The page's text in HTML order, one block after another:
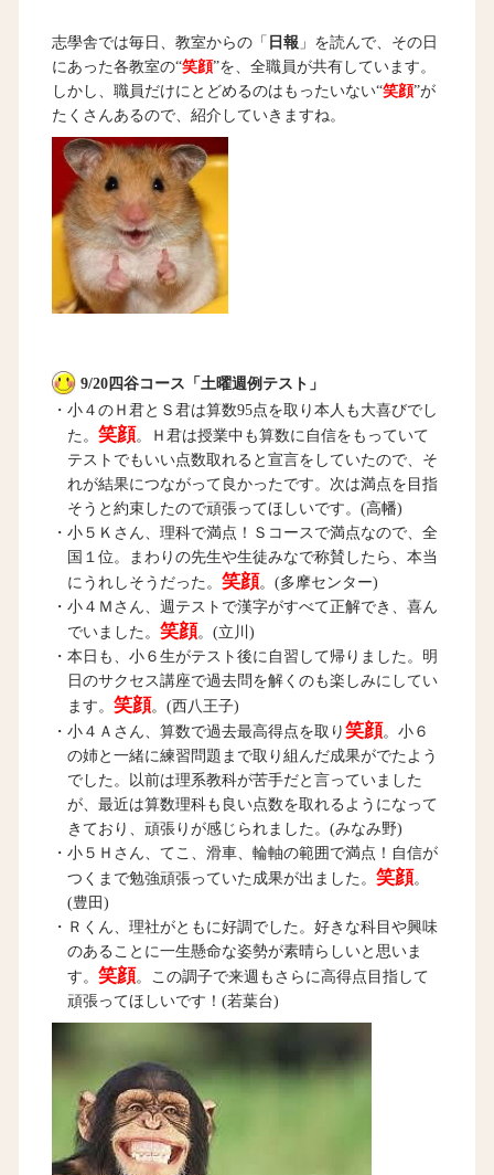
志學舎では毎日、教室からの「 日報 」を読んで、その日
にあった各教室の“笑顔”を、全職員が共有しています。
しかし、職員だけにとどめるのはもったいない“笑顔”が
たくさんあるので、紹介していきますね。
9/20四谷コース「土曜週例テスト」
・小４のＨ君とＳ君は算数95点を取り本人も大喜びでし
た。 笑顔。Ｈ君は授業中も算数に自信をもっていて
テストでもいい点数取れると宣言をしていたので、そ
れが結果につながって良かったです。次は満点を目指
そうと約束したので頑張ってほしいです。(高幡)
・小５Ｋさん、理科で満点！Ｓコースで満点なので、全
国１位。まわりの先生や生徒みなで称賛したら、本当
にうれしそうだった。 笑顔。(多摩センター)
・小４Ｍさん、週テストで漢字がすべて正解でき、喜ん
でいました。 笑顔。(立川)
・本日も、小６生がテスト後に自習して帰りました。明
日のサクセス講座で過去問を解くのも楽しみにしてい
ます。 笑顔。(西八王子)
・小４Ａさん、算数で過去最高得点を取り 笑顔。小６
の姉と一緒に練習問題まで取り組んだ成果がでたよう
でした。以前は理系教科が苦手だと言っていました
が、最近は算数理科も良い点数を取れるようになって
きており、頑張りが感じられました。(みなみ野)
・小５Ｈさん、てこ、滑車、輪軸の範囲で満点！自信が
つくまで勉強頑張っていた成果が出ました。 笑顔。
(豊田)
・Ｒくん、理社がともに好調でした。好きな科目や興味
のあることに一生懸命な姿勢が素晴らしいと思いま
す。 笑顔。この調子で来週もさらに高得点目指して
頑張ってほしいです！(若葉台)